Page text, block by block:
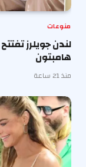
منوعات
لندن جويلرز
هامبتون
منذ 21 ساعة